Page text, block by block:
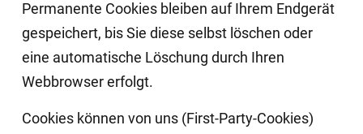
Permanente Cookies bleiben auf Ihrem Endgerät
gespeichert, bis Sie diese selbst löschen oder
eine automatische Löschung durch Ihren
Webbrowser erfolgt.
Cookies können von uns (First-Party-Cookies)